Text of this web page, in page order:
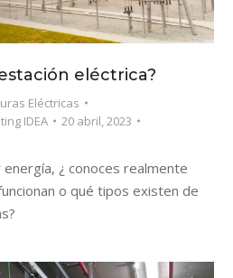
eléctrica?
Eléctricas
IDEA
20 abril, 2023
¿ conoces realmente
o qué tipos existen de